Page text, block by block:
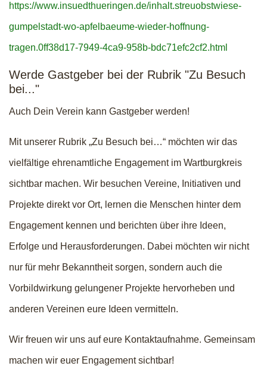
https://www.insuedthueringen.de/inhalt.streuobstwiese-
gumpelstadt-wo-apfelbaeume-wieder-hoffnung-
tragen.0ff38d17-7949-4ca9-958b-bdc71efc2cf2.html
Werde Gastgeber bei der Rubrik "Zu Besuch
bei..."
Auch Dein Verein kann Gastgeber werden!
Mit unserer Rubrik „Zu Besuch bei…“ möchten wir das
vielfältige ehrenamtliche Engagement im Wartburgkreis
sichtbar machen. Wir besuchen Vereine, Initiativen und
Projekte direkt vor Ort, lernen die Menschen hinter dem
Engagement kennen und berichten über ihre Ideen,
Erfolge und Herausforderungen. Dabei möchten wir nicht
nur für mehr Bekanntheit sorgen, sondern auch die
Vorbildwirkung gelungener Projekte hervorheben und
anderen Vereinen eure Ideen vermitteln.
Wir freuen wir uns auf eure Kontaktaufnahme. Gemeinsam
machen wir euer Engagement sichtbar!